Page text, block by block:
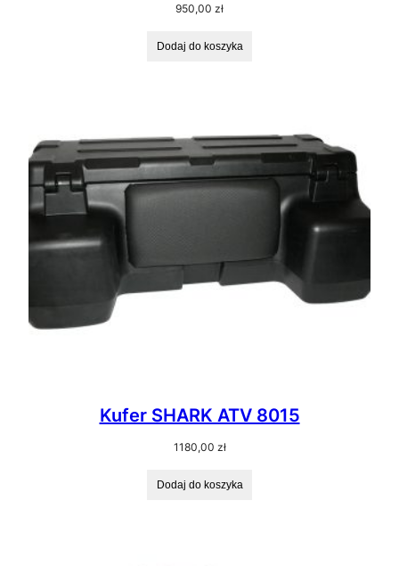
950,00 zł
Dodaj do koszyka
Kufer SHARK ATV 8015
1180,00 zł
Dodaj do koszyka